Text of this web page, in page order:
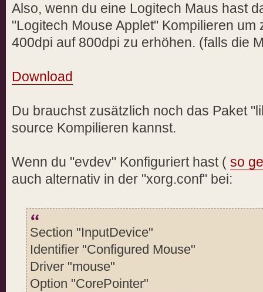
Also, wenn du eine Logitech Maus hast
"Logitech Mouse Applet" Kompilieren um
400dpi auf 800dpi zu erhöhen. (falls die
Download
Du brauchst zusätzlich noch das Paket
source Kompilieren kannst.
Wenn du "evdev" Konfiguriert hast ( so
auch alternativ in der "xorg.conf" bei:
Section "InputDevice"
Identifier "Configured Mouse"
Driver "mouse"
Option "CorePointer"